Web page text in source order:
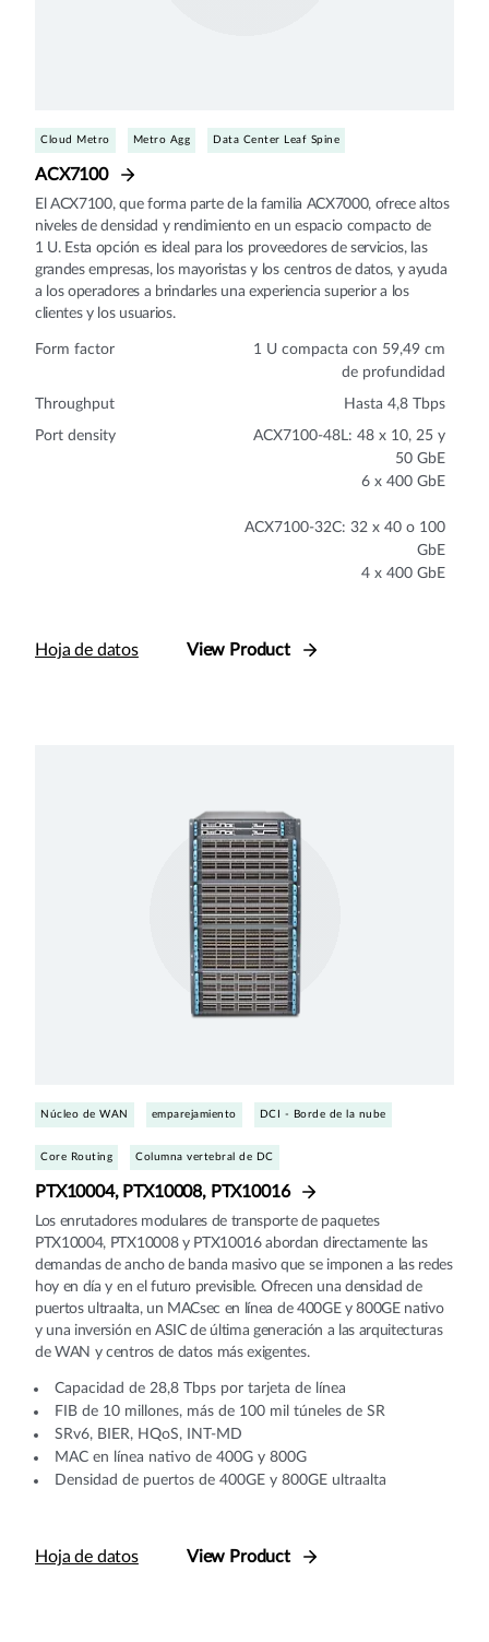
Cloud Metro Metro Agg Data Center Leaf Spine
ACX7100
El ACX7100, que forma parte de la familia ACX7000, ofrece altos
niveles de densidad y rendimiento en un espacio compacto de
1 U. Esta opción es ideal para los proveedores de servicios, las
grandes empresas, los mayoristas y los centros de datos, y ayuda
a los operadores a brindarles una experiencia superior a los
clientes y los usuarios.
Form factor
1 U compacta con 59,49 cm
de profundidad
Throughput Hasta 4,8 Tbps
Port density
ACX7100-48L: 48 x 10, 25 y
50 GbE
6 x 400 GbE
ACX7100-32C: 32 x 40 o 100
GbE
4 x 400 GbE
Hoja de datos View Product
Núcleo de WAN emparejamiento DCI - Borde de la nube
Core Routing Columna vertebral de DC
PTX10004, PTX10008, PTX10016
Los enrutadores modulares de transporte de paquetes
PTX10004, PTX10008 y PTX10016 abordan directamente las
demandas de ancho de banda masivo que se imponen a las redes
hoy en día y en el futuro previsible. Ofrecen una densidad de
puertos ultraalta, un MACsec en línea de 400GE y 800GE nativo
y una inversión en ASIC de última generación a las arquitecturas
de WAN y centros de datos más exigentes.
Capacidad de 28,8 Tbps por tarjeta de línea
FIB de 10 millones, más de 100 mil túneles de SR
SRv6, BIER, HQoS, INT-MD
MAC en línea nativo de 400G y 800G
Densidad de puertos de 400GE y 800GE ultraalta
Hoja de datos View Product